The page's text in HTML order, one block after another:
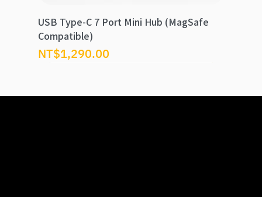
USB Type-C 7 Port Mini Hub (MagSafe
Compatible)
價格
NT$1,290.00